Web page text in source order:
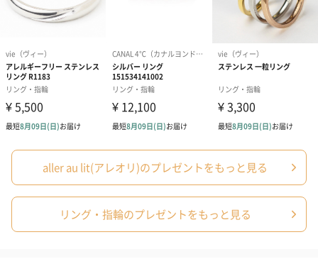
写真付きメッセージカ
ード（680円）
写真付きメッセージカ
ード（Thank you）ピ
ンク（680円）
【誕生日】
Birthday ホワ
刷なし）（
ラッピングaller au lit(アレオリ)のプレゼントをもっと見る
リング・指輪のプレゼントをもっと見る